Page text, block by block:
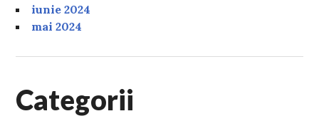
iunie 2024
mai 2024
Categorii